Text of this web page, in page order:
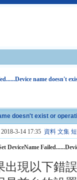
name doesn't
doesn't exist or
3-14 17:35 資料 文集
DeviceName
出現以下錯